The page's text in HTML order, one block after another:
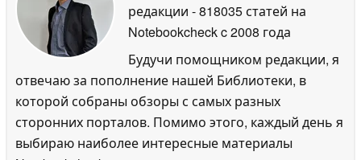
редакции - 818035 статей на
Notebookcheckc 2008 года
Будучи помощником редакции, я
отвечаю за пополнение нашей Библиотеки, в
которой собраны обзоры с самых разных
сторонних порталов. Помимо этого, каждый день я
выбираю наиболее интересные материалы